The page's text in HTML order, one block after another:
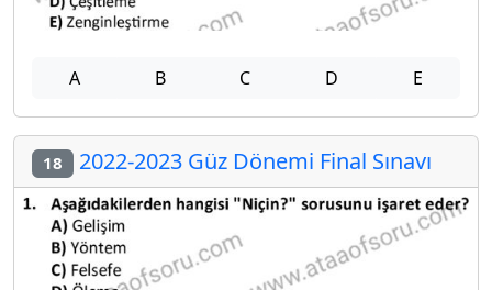
A B C D E
18 2022-2023 Güz Dönemi Final Sınavı